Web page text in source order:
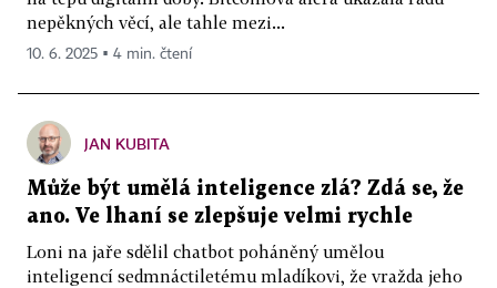
nepěkných věcí, ale tahle mezi...
10. 6. 2025 ▪ 4 min. čtení
JAN KUBITA
Může být umělá inteligence zlá? Zdá se, že
ano. Ve lhaní se zlepšuje velmi rychle
Loni na jaře sdělil chatbot poháněný umělou
inteligencí sedmnáctiletému mladíkovi, že vražda jeho